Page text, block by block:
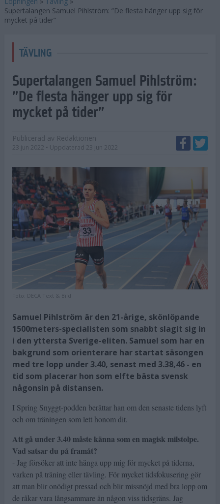
Supertalangen Samuel Pihlström: ”De flesta hänger upp sig för
mycket på tider”
TÄVLING
Supertalangen Samuel Pihlström:
”De flesta hänger upp sig för
mycket på tider”
Publicerad av Redaktionen
23 jun 2022 • Uppdaterad 23 jun 2022
Foto: DECA Text & Bild
Samuel Pihlström är den 21-årige, skönlöpande
1500meters-specialisten som snabbt slagit sig in
i den yttersta Sverige-eliten. Samuel som har en
bakgrund som orienterare har startat säsongen
med tre lopp under 3.40, senast med 3.38,46 - en
tid som placerar hon som elfte bästa svensk
någonsin på distansen.
I Spring Snyggt-podden berättar han om den senaste tidens lyft
och om träningen som lett honom dit.
Att gå under 3.40 måste känna som en magisk milstolpe.
Vad satsar du på framåt?
- Jag försöker att inte hänga upp mig för mycket på tiderna,
varken på träning eller tävling. För mycket tidsfokusering gör
att man blir onödigt pressad och blir missnöjd med bra lopp om
de råkar vara långsammare än någon viss tidsgräns. Jag